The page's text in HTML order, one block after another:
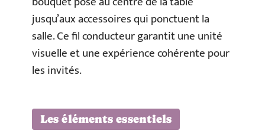
jusqu’aux accessoires qui ponctuent la
salle. Ce fil conducteur garantit une unité
visuelle et une expérience cohérente pour
les invités.
Les éléments essentiels